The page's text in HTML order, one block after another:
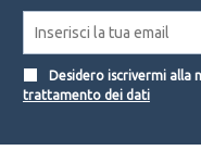
Desidero iscrivermi alla
trattamento dei dati